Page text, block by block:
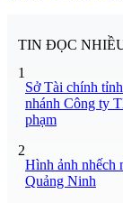
TIN ĐỌC
1
Sở Tài chính
nhánh Công ty
phạm
2
Hình ảnh nhếch
Quảng Ninh